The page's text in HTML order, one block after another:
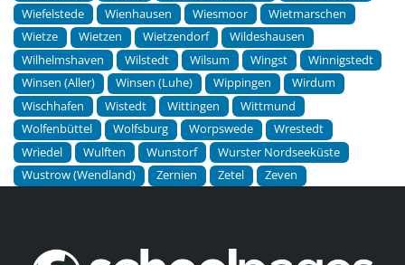
Wiefelstede
Wienhausen Wiesmoor
Wietmarschen
Wietze
Wietzen Wietzendorf
Wildeshausen
Wilhelmshaven
Wilstedt Wilsum Wingst
Winnigstedt
Winsen (Aller)
Winsen (Luhe) Wippingen
Wirdum
Wischhafen
Wistedt Wittingen
Wittmund
Wolfenbüttel
Wolfsburg Worpswede
Wrestedt
Wriedel
Wulften Wunstorf
Wurster Nordseeküste
Wustrow (Wendland)
Zernien Zetel Zeven